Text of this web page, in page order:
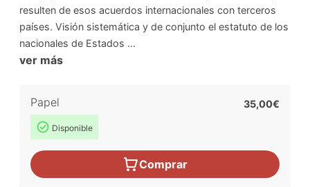
resulten de esos acuerdos internacionales con terceros
países. Visión sistemática y de conjunto el estatuto de los
nacionales de Estados ...
ver más
Papel
Disponible
35,00€
Comprar